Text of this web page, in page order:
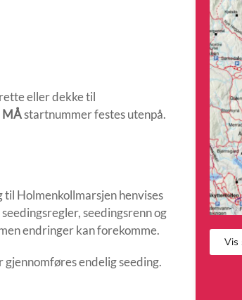
eller dekke til
MÅstartnummer festes utenpå.
Holmenkollmarsjen henvises
seedingsrenn og
endringer kan forekomme.
endelig seeding.
Vis